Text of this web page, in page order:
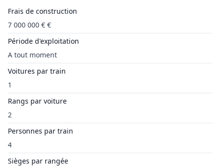
Frais de construction
7 000 000 € €
Période d'exploitation
A tout moment
Voitures par train
1
Rangs par voiture
2
Personnes par train
4
Sièges par rangée